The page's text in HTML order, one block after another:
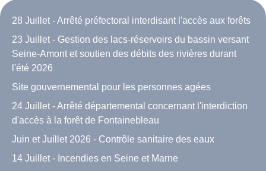
28 Juillet - Arrêté préfectoral interdisant l'accès aux forêts
23 Juillet - Gestion des lacs-réservoirs du bassin versant
Seine-Amont et soutien des débits des rivières durant
l'été 2026
Site gouvernemental pour les personnes agées
24 Juillet - Arrêté départemental concernant l'interdiction
d'accès à la forêt de Fontainebleau
Juin et Juillet 2026 - Contrôle sanitaire des eaux
14 Juillet - Incendies en Seine et Marne